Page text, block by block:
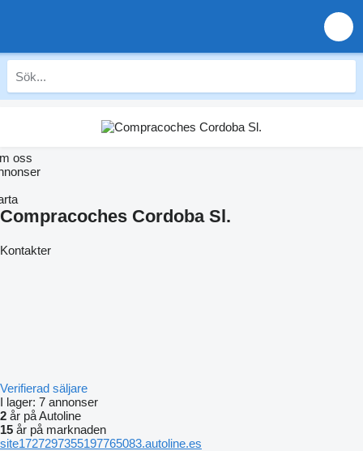
oss
Compracoches Cordoba Sl.
Kontakter
Verifierad säljare
I lager: 7 annonser
2 år på Autoline
15 år på marknaden
site1727297355197765083.autoline.es